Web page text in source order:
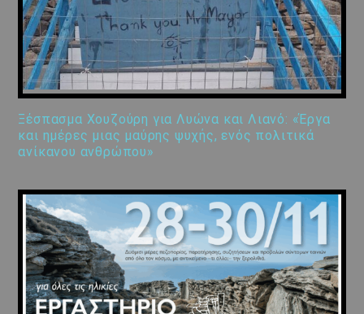
Ξέσπασμα Χουζούρη για Λυώνα και Λιανό: «Έργα
και ημέρες μιας μαύρης ψυχής, ενός πολιτικά
ανίκανου ανθρώπου»